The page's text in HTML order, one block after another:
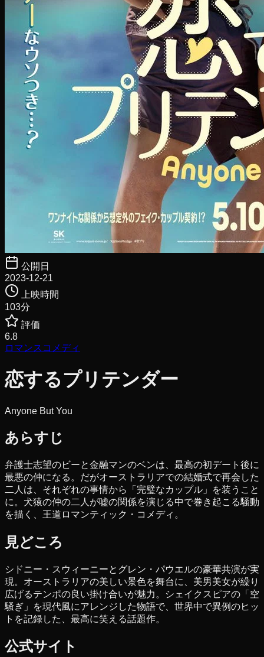
公開日
2023-12-21
上映時間
103分
評価
6.8
ロマンス コメディ
恋するプリテンダー
Anyone But You
あらすじ
弁護士志望のビーと金融マンのベンは、最高の初デート後に
最悪の仲になる。だがオーストラリアでの結婚式で再会した
二人は、それぞれの事情から「完璧なカップル」を装うこと
に。犬猿の仲の二人が嘘の関係を演じる中で巻き起こる騒動
を描く、王道ロマンティック・コメディ。
見どころ
シドニー・スウィーニーとグレン・パウエルの豪華共演が実
現。オーストラリアの美しい景色を舞台に、美男美女が繰り
広げるテンポの良い掛け合いが魅力。シェイクスピアの「空
騒ぎ」を現代風にアレンジした物語で、世界中で異例のヒッ
トを記録した、最高に笑える話題作。
公式サイト